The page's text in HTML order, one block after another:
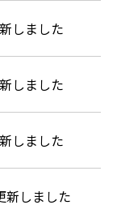
しました
しました
しました
新しました